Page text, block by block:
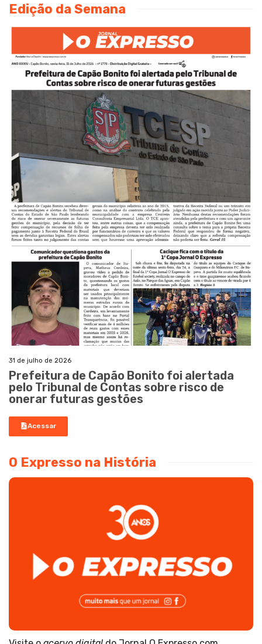
Edição da Semana
31 de julho de 2026
Prefeitura de Capão Bonito foi alertada
pelo Tribunal de Contas sobre risco de
onerar futuras gestões
Acessar
O Expresso na História